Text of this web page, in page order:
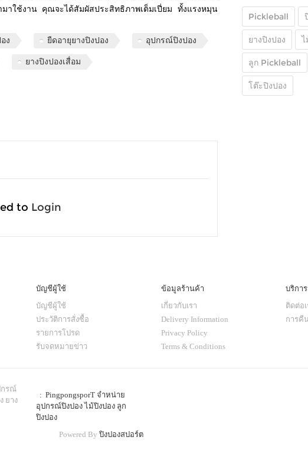
าใช้งาน คุณจะได้สัมผัสประสิทธิภาพเต็มเปี่ยม ทั้งแรงหมุน
ง ยืดอายุยางปิงปอง
อุปกรณ์ปิงปอง
ยางปิงปองเสื่อม
to Login
Pickleball
ยางปิงปอง ไ
ลูก Pickleball
โต๊ะปิงปอง
บัญชีผู้ใช้
บัญชีผู้ใช้
ประวัติการสั่งซื้อ
รายการโปรด
รับจดหมายข่าว
ข้อมูลร้านค้า
เกี่ยวกับเรา
Delivery Information
Privacy Policy
Terms & Conditions
บริกา
ติดต่อเ
การคื
กรณ์
ยาง
: PingpongsporT จำหน่าย
อุปกรณ์ปิงปอง ไม้ปิงปอง ลูก
ปิงปอง
Powered By ปิงปองสปอร์ต